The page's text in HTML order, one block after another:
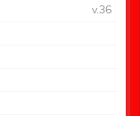
v.36